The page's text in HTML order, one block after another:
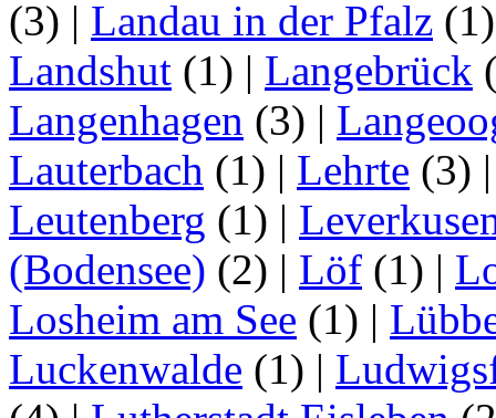
(3) | Landau in der Pfalz
Landshut (1) | Langebrück
Langenhagen (3) |
Lauterbach (1) | Lehrte (3)
Leutenberg (1) |
(Bodensee) (2) | Löf (1) |
Losheim am See (1) |
Luckenwalde (1) |